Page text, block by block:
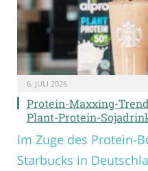
6. JULI 2026
Protein-Maxxing-
Plant-Protein-
Im Zuge des Protein-
Starbucks in